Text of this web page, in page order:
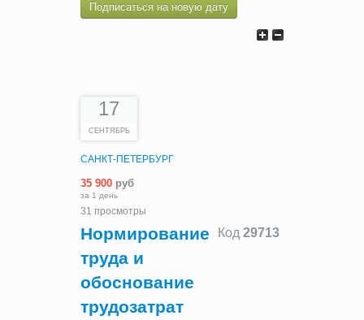
Подписаться на новую дату
17
СЕНТЯБРЬ
САНКТ-ПЕТЕРБУРГ
35 900 руб
за 1 день
31 просмотры
Код 29713
Нормирование
труда и
обоснование
трудозатрат